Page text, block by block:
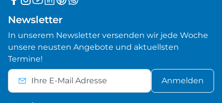
Newsletter
In unserem Newsletter versenden wir jede Woche
unsere neusten Angebote und aktuellsten
Termine!
Anmelden